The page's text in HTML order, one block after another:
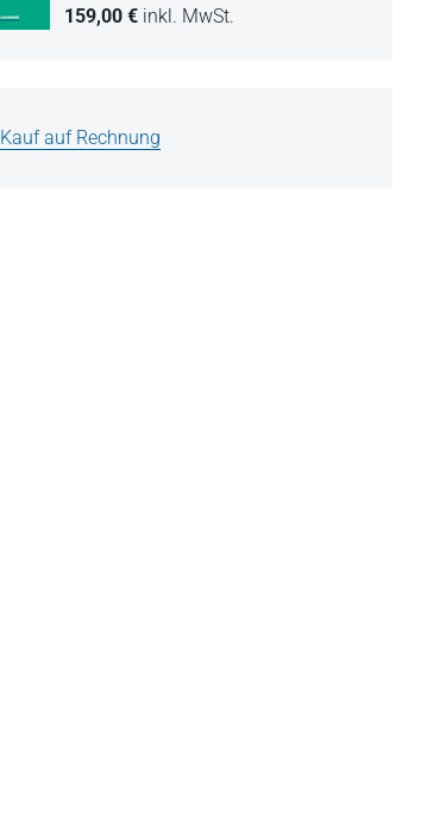
159,00 € inkl. MwSt.
Kauf auf Rechnung